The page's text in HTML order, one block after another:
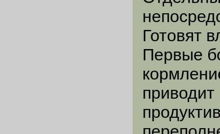
Готовят
Первые